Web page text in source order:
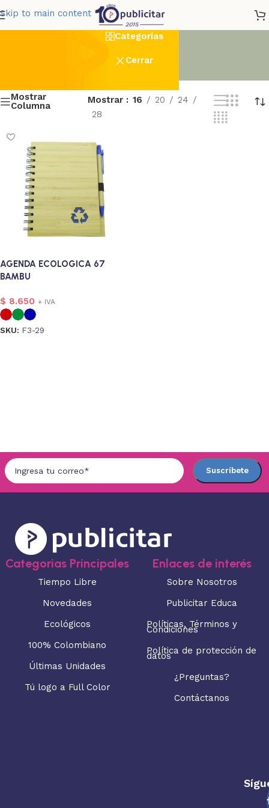
Skip to main content no 67
Categorías
Cerrar
Mostrar
Columna
Mostrar 16 20
24
28
AGENDA ECOLOGICA 67
BAMBU
$ 8.650 + IVA
SKU: F3-29
Categorias Principales
Tiempo Libre
Novedades
Ecológicos
100% Colombiano
Últimas Unidades
Tú logo a Full Color
Enlaces de interés
Sobre Nosotros
Publicitar Educa
Políticas, Términos y
Condiciones
Política de protección de
datos
¿Preguntas?
Contáctanos